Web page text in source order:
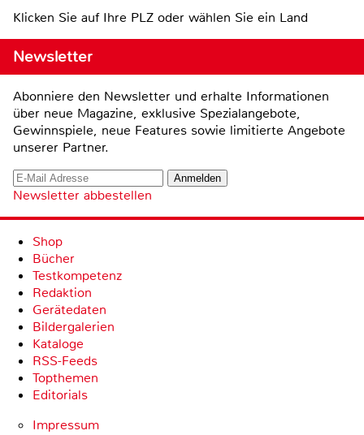
Klicken Sie auf Ihre PLZ oder wählen Sie ein Land
Newsletter
Abonniere den Newsletter und erhalte Informationen
über neue Magazine, exklusive Spezialangebote,
Gewinnspiele, neue Features sowie limitierte Angebote
unserer Partner.
Newsletter abbestellen
Shop
Bücher
Testkompetenz
Redaktion
Gerätedaten
Bildergalerien
Kataloge
RSS-Feeds
Topthemen
Editorials
Impressum